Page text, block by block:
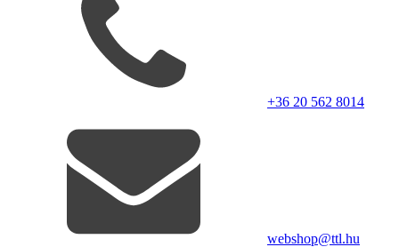
+36 20 562 8014
webshop@ttl.hu